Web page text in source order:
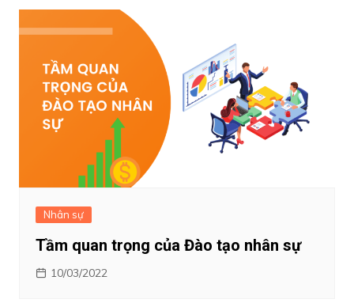
Nhân sự
Tầm quan trọng của Đào tạo nhân sự
10/03/2022